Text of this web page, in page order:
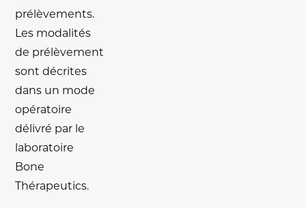
prélèvements.
Les modalités
de prélèvement
sont décrites
dans un mode
opératoire
délivré par le
laboratoire
Bone
Thérapeutics.